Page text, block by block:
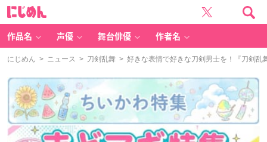
作品名 声優 舞台俳優 作者名
にじめん > ニュース > 刀剣乱舞 > 好きな表情で好きな刀剣男士を！『刀剣乱